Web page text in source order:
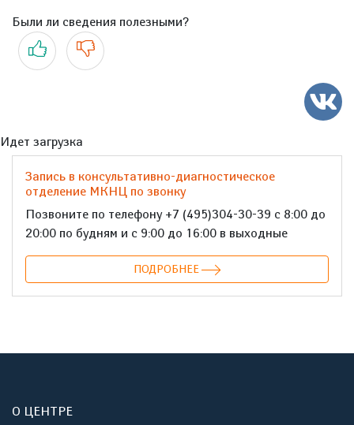
Были ли сведения полезными?
Да Нет
Идет загрузка
Запись в консультативно-диагностическое
отделение МКНЦ по звонку
Позвоните по телефону +7 (495)304-30-39 с 8:00 до
20:00 по будням и с 9:00 до 16:00 в выходные
ПОДРОБНЕЕ
О ЦЕНТРЕ